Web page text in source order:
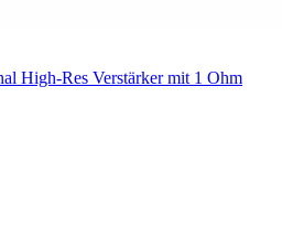
High-Res Verstärker mit 1 Ohm